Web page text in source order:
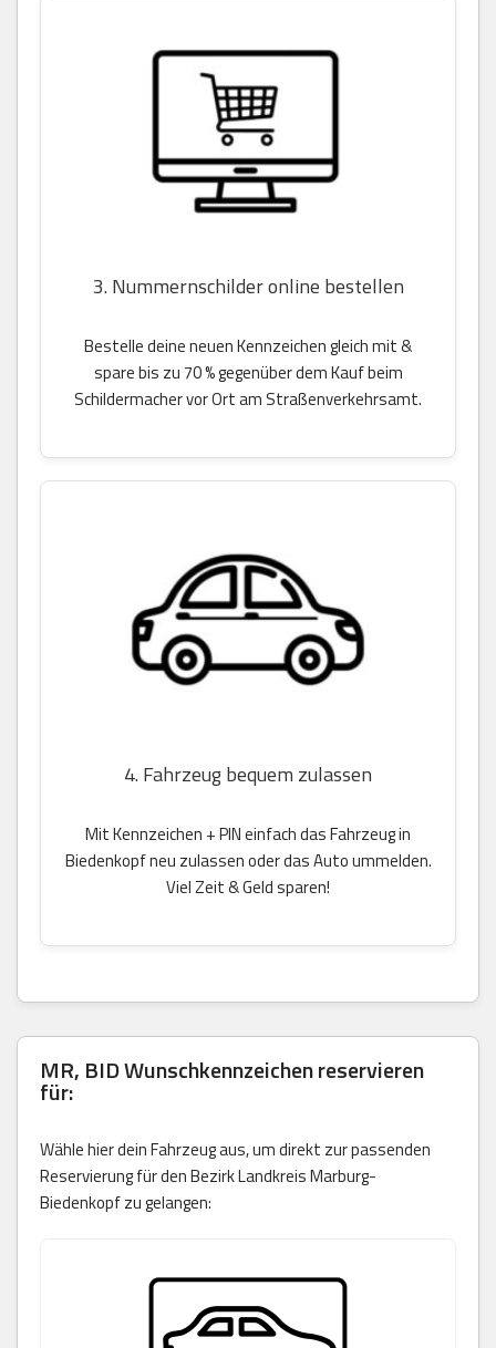
3. Nummernschilder online bestellen
Bestelle deine neuen Kennzeichen gleich mit &
spare bis zu 70 % gegenüber dem Kauf beim
Schildermacher vor Ort am Straßenverkehrsamt.
4. Fahrzeug bequem zulassen
Mit Kennzeichen + PIN einfach das Fahrzeug in
Biedenkopf neu zulassen oder das Auto ummelden.
Viel Zeit & Geld sparen!
MR, BID Wunschkennzeichen reservieren
für:
Wähle hier dein Fahrzeug aus, um direkt zur passenden
Reservierung für den Bezirk Landkreis Marburg-
Biedenkopf zu gelangen: